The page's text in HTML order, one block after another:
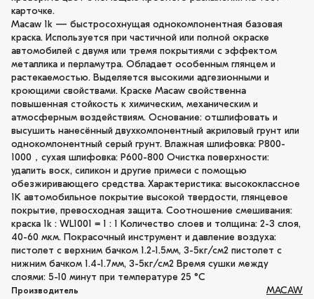
карточке.
Macaw 1k — быстросохнущая однокомпонентная базовая
краска. Используется при частичной или полной окраске
автомобилей с двумя или тремя покрытиями с эффектом
металлика и перламутра. Обладает особенным глянцем и
растекаемостью. Выделяется высокими адгезионными и
кроющими свойствами. Краске Macaw свойственна
повышенная стойкость к химическим, механическим и
атмосферным воздействиям. Основание: отшлифовать и
высушить нанесённый двухкомпонентный акриловый грунт или
однокомпонентный серый грунт. Влажная шлифовка: P800-
1000，сухая шлифовка: P600-800 Очистка поверхности:
удалить воск, силикон и другие примеси с помощью
обезжиривающего средства. Характеристика: высококлассное
1K автомобильное покрытие высокой твердости, глянцевое
покрытие, превосходная защита. Соотношение смешивания:
краска 1k : WL1001 = 1 : 1 Количество слоев и толщина: 2-3 слоя,
40-60 мкм. Покрасочный инструмент и давление воздуха:
пистолет с верхним бачком 1.2-1.5мм, 3-5кг/см2 пистолет с
нижним бачком 1.4-1.7мм, 3-5кг/см2 Время сушки между
слоями: 5-10 минут при температуре 25 °C
Производитель MACAW